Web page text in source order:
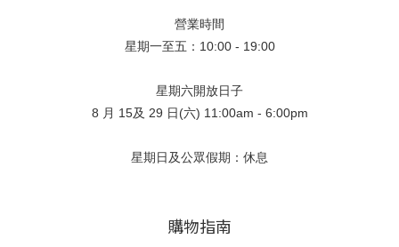
營業時間
星期一至五：10:00 - 19:00
星期六開放日子
8 月 15及 29 日(六) 11:00am - 6:00pm
星期日及公眾假期：休息
購物指南